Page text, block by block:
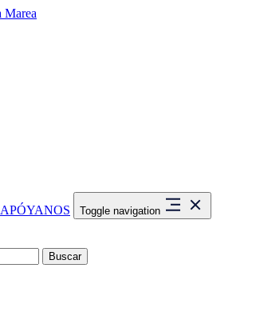
APÓYANOS Toggle navigation